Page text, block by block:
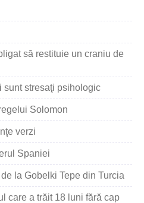
să restituie un craniu de
sunt stresaţi psihologic
Solomon
verzi
Spaniei
la Gobelki Tepe din Turcia
care a trăit 18 luni fără cap